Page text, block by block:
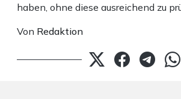
haben, ohne diese ausreichend zu
Von Redaktion